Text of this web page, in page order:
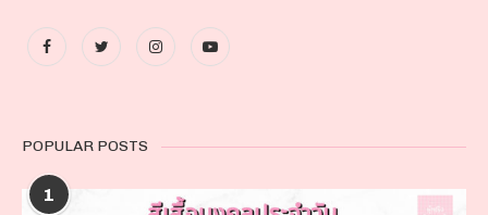
POPULAR POSTS
1